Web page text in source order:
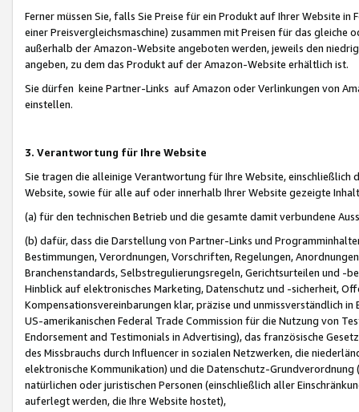
Ferner müssen Sie, falls Sie Preise für ein Produkt auf Ihrer Website
einer Preisvergleichsmaschine) zusammen mit Preisen für das
außerhalb der Amazon-Website angeboten werden, jeweils den
angeben, zu dem das Produkt auf der Amazon-Website erhältlich ist.
Sie dürfen keine Partner-Links auf Amazon oder Verlinkungen von
einstellen.
3. Verantwortung für Ihre Website
Sie tragen die alleinige Verantwortung für Ihre Website,
Website, sowie für alle auf oder innerhalb Ihrer Website gezeigte
(a) für den technischen Betrieb und die gesamte damit verbundene
(b) dafür, dass die Darstellung von Partner-Links und
Bestimmungen, Verordnungen, Vorschriften, Regelungen,
Branchenstandards, Selbstregulierungsregeln, Gerichtsurteilen und -
Hinblick auf elektronisches Marketing, Datenschutz und -sicherheit,
Kompensationsvereinbarungen klar, präzise und unmissverständlich
US-amerikanischen Federal Trade Commission für die Nutzung von
Endorsement and Testimonials in Advertising), das französische
des Missbrauchs durch Influencer in sozialen Netzwerken, die
elektronische Kommunikation) und die Datenschutz-
natürlichen oder juristischen Personen (einschließlich aller
auferlegt werden, die Ihre Website hostet),